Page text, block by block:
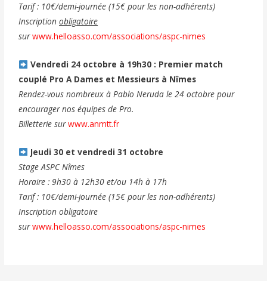
Tarif : 10€/demi-journée (15€ pour les non-adhérents)
Inscriptionobligatoire
surwww.helloasso.com/associations/aspc-nimes
Vendredi 24 octobre à 19h30 : Premier match
couplé Pro A Dames et Messieurs à Nîmes
Rendez-vous nombreux à Pablo Neruda le 24 octobre pour
encourager nos équipes de Pro.
Billetterie surwww.anmtt.fr
Jeudi 30 et vendredi 31 octobre
Stage ASPC Nîmes
Horaire : 9h30 à 12h30 et/ou 14h à 17h
Tarif : 10€/demi-journée (15€ pour les non-adhérents)
Inscription obligatoire
surwww.helloasso.com/associations/aspc-nimes